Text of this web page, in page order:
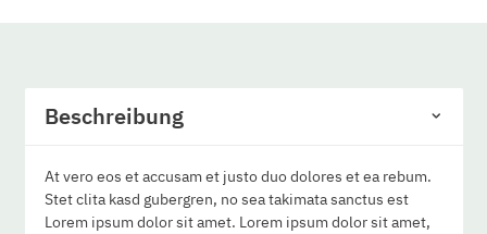
Beschreibung
At vero eos et accusam et justo duo dolores et ea rebum.
Stet clita kasd gubergren, no sea takimata sanctus est
Lorem ipsum dolor sit amet. Lorem ipsum dolor sit amet,